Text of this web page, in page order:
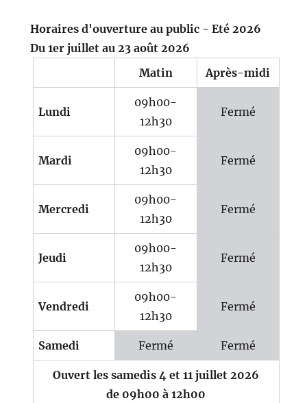
Horaires d'ouverture au public - Eté 2026
Du 1er juillet au 23 août 2026
Matin
Après-midi
Lundi
09h00-
12h30
Fermé
Mardi
09h00-
12h30
Fermé
Mercredi
09h00-
12h30
Fermé
Jeudi
09h00-
12h30
Fermé
Vendredi
09h00-
12h30
Fermé
Samedi Fermé Fermé
Ouvert les samedis 4 et 11 juillet 2026
de 09h00 à 12h00